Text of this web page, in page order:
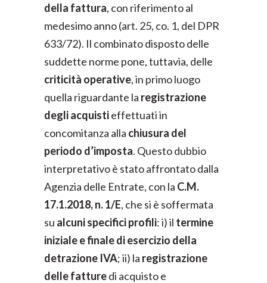
della fattura, con riferimento al
medesimo anno (art. 25, co. 1, del DPR
633/72). Il combinato disposto delle
suddette norme pone, tuttavia, delle
criticità operative, in primo luogo
quella riguardante la registrazione
degli acquistieffettuati in
concomitanza alla chiusura del
periodo d’imposta. Questo dubbio
interpretativo è stato affrontato dalla
Agenzia delle Entrate, con la C.M.
17.1.2018, n. 1/E, che si è soffermata
su alcuni specifici profili: i) il termine
iniziale e finale di esercizio della
detrazione IVA; ii) la registrazione
delle fatturedi acquisto e